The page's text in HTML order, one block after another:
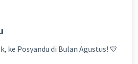
ke Posyandu di Bulan Agustus! 💙